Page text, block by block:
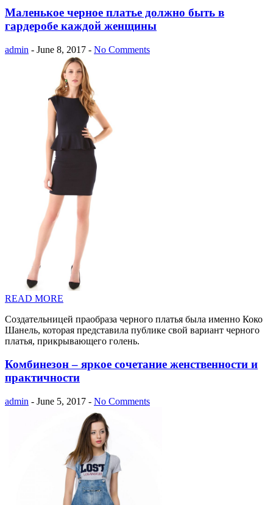
Маленькое черное платье должно быть в
гардеробе каждой женщины
admin - June 8, 2017 - No Comments
READ MORE
Создательницей праобраза черного платья была именно Коко
Шанель, которая представила публике свой вариант черного
платья, прикрывающего голень.
Комбинезон – яркое сочетание женственности и
практичности
admin - June 5, 2017 - No Comments